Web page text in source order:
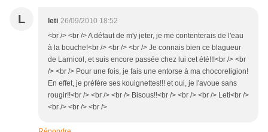
L leti 26/09/2010 18:52
<br /> <br /> A défaut de m'y jeter, je me contenterais de l'eau
à la bouche!<br /> <br /> <br /> Je connais bien ce blagueur
de Larnicol, et suis encore passée chez lui cet été!!!<br /> <br
/> <br /> Pour une fois, je fais une entorse à ma chocoreligion!
En effet, je préfère ses kouignettes!!! et oui, je l'avoue sans
rougir!!<br /> <br /> <br /> Bisous!!<br /> <br /> <br /> Leti<br />
<br /> <br /> <br />